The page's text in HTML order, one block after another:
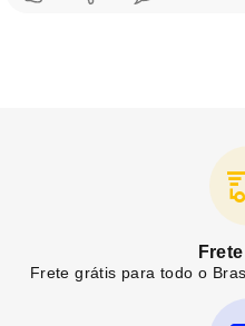
Frete grátis para todo o